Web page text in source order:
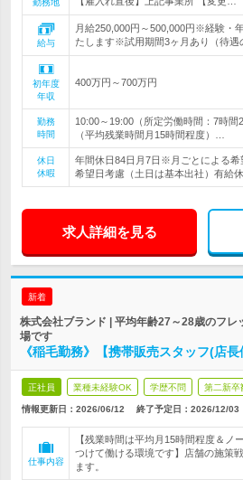
勤務地
給与
月給250,000円～500,000円※経験・
たします※試用期間3ヶ月あり（待遇
初年度
年収
400万円～700万円
勤務
時間
10:00～19:00（所定労働時間：7時
（平均残業時間月15時間程度）…
休日
休暇
年間休日84日月7日※月ごとによる希
希望日考慮（土日は基本出社）有給
求人詳細を見る
新着
株式会社ブランド | 平均年齢27～28歳のフレ
場です
《稲毛勤務》【携帯販売スタッフ(店
正社員 業種未経験OK 学歴不問 第二新卒
情報更新日：2026/06/12 終了予定日： 2026/12/03
仕事内容
【残業時間は平均月15時間程度＆ノ
つけて働ける環境です】店舗の施策
ます。